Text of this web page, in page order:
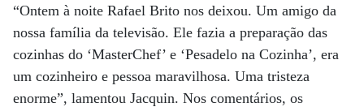
“Ontem à noite Rafael Brito nos deixou. Um amigo da
nossa família da televisão. Ele fazia a preparação das
cozinhas do ‘MasterChef’ e ‘Pesadelo na Cozinha’, era
um cozinheiro e pessoa maravilhosa. Uma tristeza
enorme”, lamentou Jacquin. Nos comentários, os